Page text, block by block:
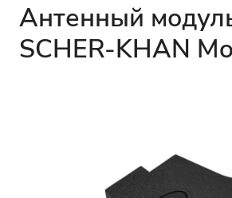
Антенный
SCHER-KHAN